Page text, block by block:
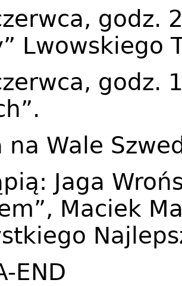
godz.
Lwowskiego
godz.
na Wale
Jaga
Maciek
END